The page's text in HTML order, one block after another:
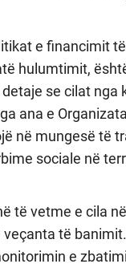
e financimit
hulumtimit,
se cilat nga
ana e
në mungesë të
sociale në
të vetme e cila
të
e